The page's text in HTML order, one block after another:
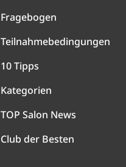
Fragebogen
Teilnahmebedingungen
10 Tipps
Kategorien
TOP Salon News
Club der Besten